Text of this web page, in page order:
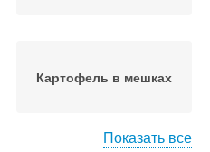
Картофель в мешках
Показать все